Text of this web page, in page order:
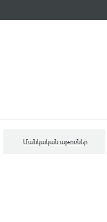
Մանկական աթոռներ